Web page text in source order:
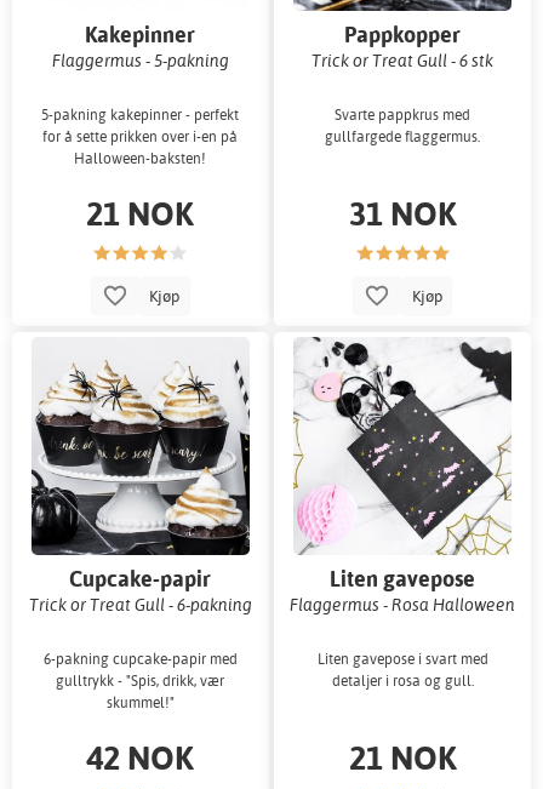
Kakepinner
Flaggermus - 5-pakning
5-pakning kakepinner - perfekt
for å sette prikken over i-en på
Halloween-baksten!
21 NOK
Kjøp
Pappkopper
Trick or Treat Gull - 6 stk
Svarte pappkrus med
gullfargede flaggermus.
31 NOK
Kjøp
Cupcake-papir
Trick or Treat Gull - 6-pakning
6-pakning cupcake-papir med
gulltrykk - "Spis, drikk, vær
skummel!"
42 NOK
Liten gavepose
Flaggermus - Rosa Halloween
Liten gavepose i svart med
detaljer i rosa og gull.
21 NOK